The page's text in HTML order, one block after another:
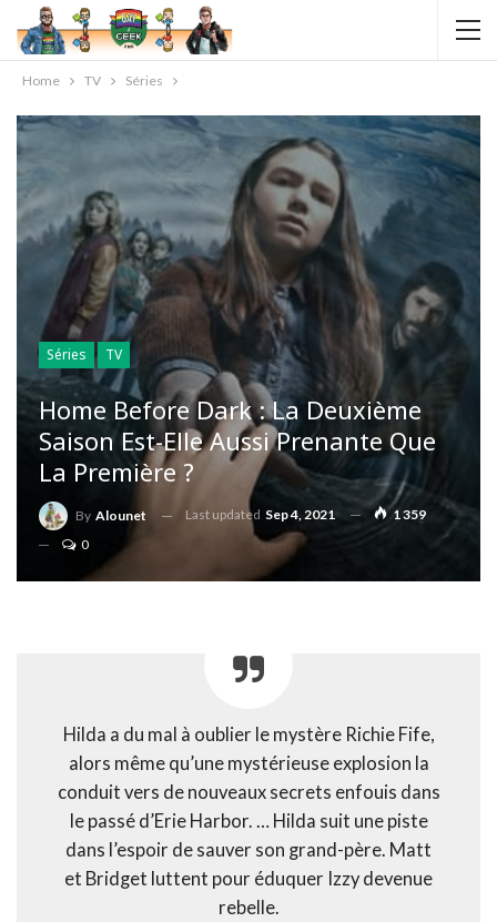
Home TV Séries
Séries TV
Home Before Dark : La Deuxième
Saison Est-Elle Aussi Prenante Que
La Première ?
By Alounet Last updated Sep 4, 2021
1 359
0
Hilda a du mal à oublier le mystère Richie Fife,
alors même qu’une mystérieuse explosion la
conduit vers de nouveaux secrets enfouis dans
le passé d’Erie Harbor. … Hilda suit une piste
dans l’espoir de sauver son grand-père. Matt
et Bridget luttent pour éduquer Izzy devenue
rebelle.